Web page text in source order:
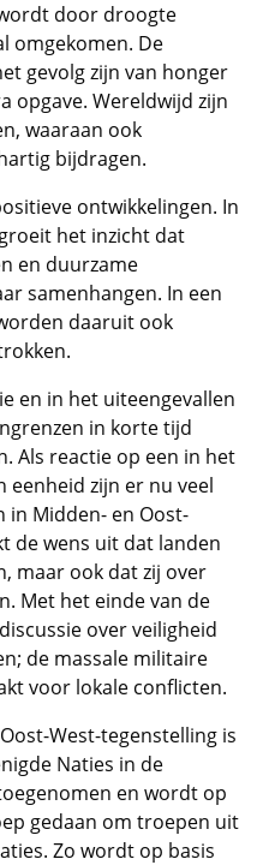
door droogte
omgekomen. De
gevolg zijn van honger
opgave. Wereldwijd zijn
waaraan ook
bijdragen.
ontwikkelingen. In
het inzicht dat
en duurzame
samenhangen. In een
daaruit ook
en in het uiteengevallen
in korte tijd
Als reactie op een in het
eenheid zijn er nu veel
in Midden- en Oost-
de wens uit dat landen
maar ook dat zij over
Met het einde van de
over veiligheid
de massale militaire
voor lokale conflicten.
West-tegenstelling is
Naties in de
en wordt op
gedaan om troepen uit
Zo wordt op basis